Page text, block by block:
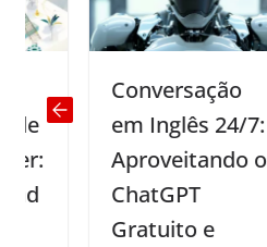
Conversação
em Inglês 24/7:
Aproveitando o
ChatGPT
Gratuito e